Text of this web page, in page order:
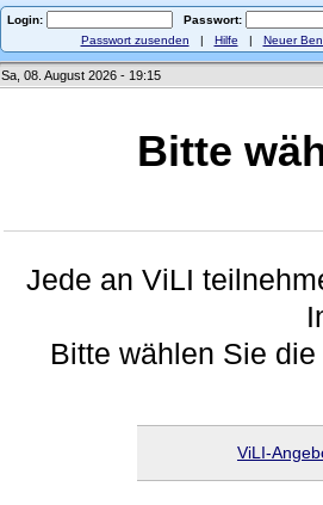
Login:
Passwort:
Passwort zusenden | Hilfe | Neuer
Sa, 08. August 2026 - 19:15
Bitte
Jede an ViLI
Bitte wählen Sie
ViLI-